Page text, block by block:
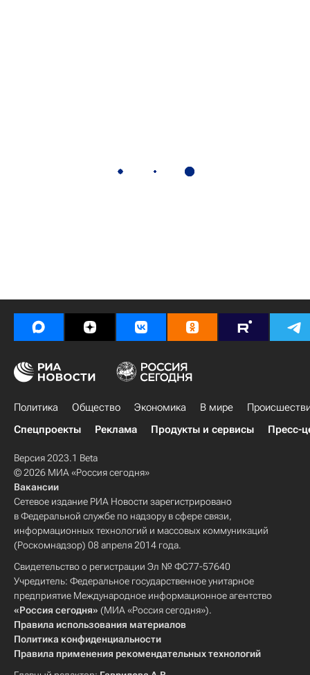
Политика Общество Экономика В мире
Спецпроекты
Реклама Продукты и сервисы Пресс-
Версия 2023.1 Beta
© 2026 МИА «Россия сегодня»
Вакансии
Сетевое издание РИА Новости зарегистрировано
в Федеральной службе по надзору в сфере связи,
информационных технологий и массовых коммуникаций
(Роскомнадзор) 08 апреля 2014 года.
Свидетельство о регистрации Эл № ФС77-57640
Учредитель: Федеральное государственное унитарное
предприятие Международное информационное агентство
«Россия сегодня» (МИА «Россия сегодня»).
Правила использования материалов
Политика конфиденциальности
Правила применения рекомендательных технологий